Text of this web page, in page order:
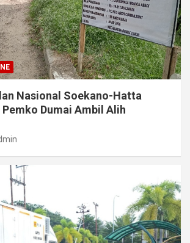
Nasional Soekano-Hatta
Pemko Dumai Ambil Alih